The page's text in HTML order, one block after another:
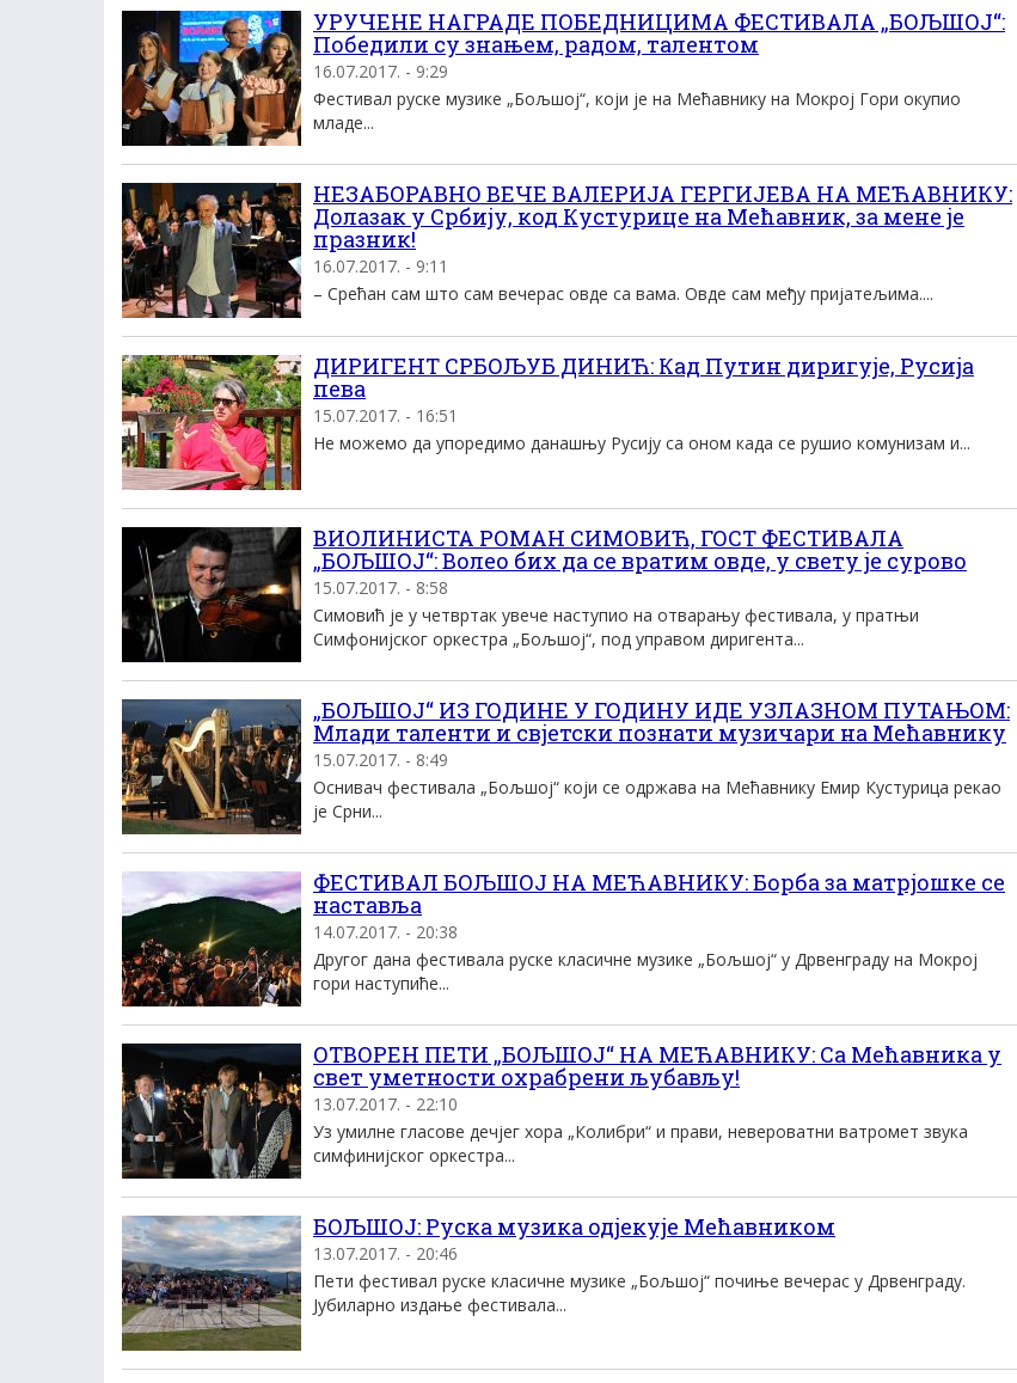
УРУЧЕНЕ НАГРАДЕ ПОБЕДНИЦИМА ФЕСТИВАЛА „БОЉШОЈ“:
Победили су знањем, радом, талентом
16.07.2017. - 9:29
Фестивал руске музике „Бољшој“, који је на Мећавнику на Мокрој Гори окупио
младе...
НЕЗАБОРАВНО ВЕЧЕ ВАЛЕРИЈА ГЕРГИЈЕВА НА МЕЋАВНИКУ:
Долазак у Србију, код Кустурице на Мећавник, за мене је
празник!
16.07.2017. - 9:11
– Срећан сам што сам вечерас овде са вама. Овде сам међу пријатељима....
ДИРИГЕНТ СРБОЉУБ ДИНИЋ: Кад Путин диригује, Русија
пева
15.07.2017. - 16:51
Не можемо да упоредимо данашњу Русију са оном када се рушио комунизам и...
ВИОЛИНИСТА РОМАН СИМОВИЋ, ГОСТ ФЕСТИВАЛА
„БОЉШОЈ“: Волео бих да се вратим овде, у свету је сурово
15.07.2017. - 8:58
Симовић је у четвртак увече наступио на отварању фестивала, у пратњи
Симфонијског оркестра „Бољшој“, под управом диригента...
„БОЉШОЈ“ ИЗ ГОДИНЕ У ГОДИНУ ИДЕ УЗЛАЗНОМ ПУТАЊОМ:
Млади таленти и свјетски познати музичари на Мећавнику
15.07.2017. - 8:49
Оснивач фестивала „Бољшој“ који се одржава на Мећавнику Емир Кустурица рекао
је Срни...
ФЕСТИВАЛ БОЉШОЈ НА МЕЋАВНИКУ: Борба за матрјошке се
наставља
14.07.2017. - 20:38
Другог дана фестивала руске класичне музике „Бољшој“ у Дрвенграду на Мокрој
гори наступиће...
ОТВОРЕН ПЕТИ „БОЉШОЈ“ НА МЕЋАВНИКУ: Са Мећавника у
свет уметности охрабрени љубављу!
13.07.2017. - 22:10
Уз умилне гласове дечјег хора „Колибри“ и прави, невероватни ватромет звука
симфинијског оркестра...
БОЉШОЈ: Руска музика одјекује Мећавником
13.07.2017. - 20:46
Пети фестивал руске класичне музике „Бољшој“ почиње вечерас у Дрвенграду.
Јубиларно издање фестивала...